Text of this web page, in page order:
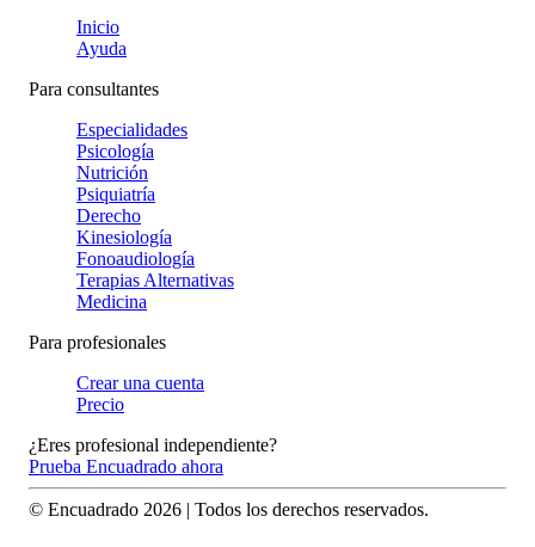
Inicio
Ayuda
Para consultantes
Especialidades
Psicología
Nutrición
Psiquiatría
Derecho
Kinesiología
Fonoaudiología
Terapias Alternativas
Medicina
Para profesionales
Crear una cuenta
Precio
¿Eres profesional independiente?
Prueba Encuadrado ahora
© Encuadrado 2026 | Todos los derechos reservados.